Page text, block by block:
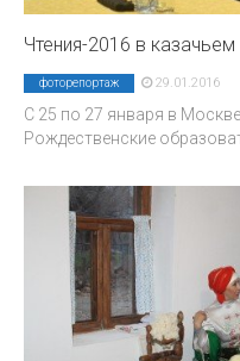
Чтения-2016 в
фоторепортаж 29.01.2016
С 25 по 27 января в
Рождественские